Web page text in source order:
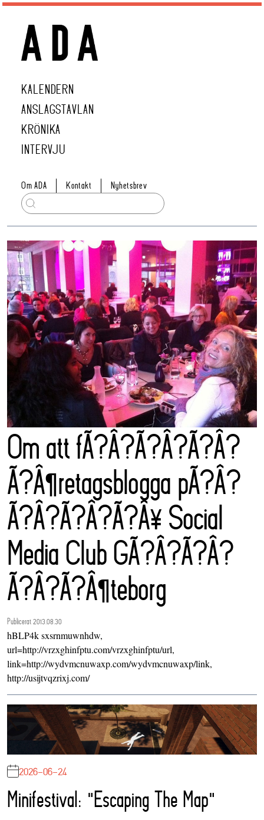
KALENDERN
ANSLAGSTAVLAN
KRÖNIKA
INTERVJU
Om ADA Kontakt Nyhetsbrev
Om att fÃ?Â?Ã?Â?Ã?Â?
Ã?Â¶retagsblogga pÃ?Â?
Ã?Â?Ã?Â?Ã?Â¥ Social
Media Club GÃ?Â?Ã?Â?
Ã?Â?Ã?Â¶teborg
Publicerat 2013.08.30
hBLP4k sxsrnmuwnhdw,
url=http://vrzxghinfptu.com/vrzxghinfptu/url,
link=http://wydvmcnuwaxp.com/wydvmcnuwaxp/link,
http://usijtvqzrixj.com/
2026-06-24
Minifestival: "Escaping The Map"